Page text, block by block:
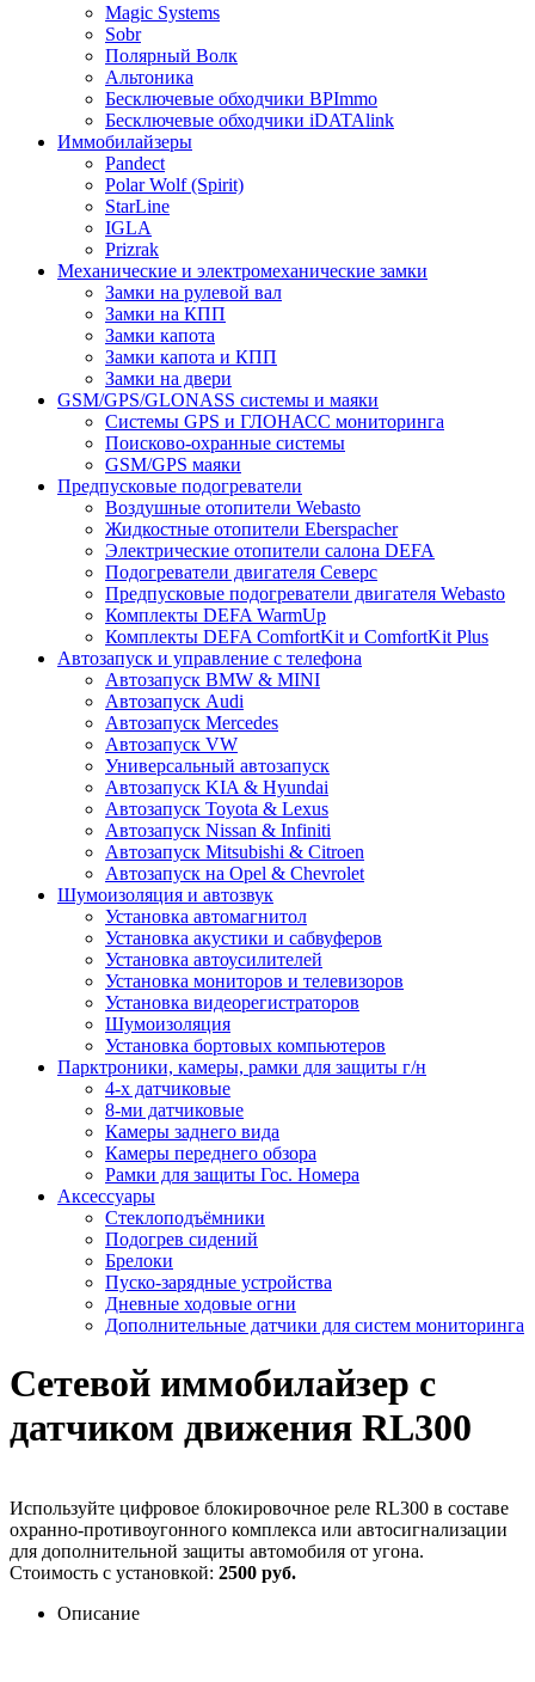
Magic Systems
Sobr
Полярный Волк
Альтоника
Бесключевые обходчики BPImmo
Бесключевые обходчики iDATAlink
Иммобилайзеры
Pandect
Polar Wolf (Spirit)
StarLine
IGLA
Prizrak
Механические и электромеханические замки
Замки на рулевой вал
Замки на КПП
Замки капота
Замки капота и КПП
Замки на двери
GSM/GPS/GLONASS системы и маяки
Системы GPS и ГЛОНАСС мониторинга
Поисково-охранные системы
GSM/GPS маяки
Предпусковые подогреватели
Воздушные отопители Webasto
Жидкостные отопители Eberspacher
Электрические отопители салона DEFA
Подогреватели двигателя Северс
Предпусковые подогреватели двигателя Webasto
Комплекты DEFA WarmUp
Комплекты DEFA ComfortKit и ComfortKit Plus
Автозапуск и управление с телефона
Автозапуск BMW & MINI
Автозапуск Audi
Автозапуск Mercedes
Автозапуск VW
Универсальный автозапуск
Автозапуск KIA & Hyundai
Автозапуск Toyota & Lexus
Автозапуск Nissan & Infiniti
Автозапуск Mitsubishi & Citroen
Автозапуск на Opel & Chevrolet
Шумоизоляция и автозвук
Установка автомагнитол
Установка акустики и сабвуферов
Установка автоусилителей
Установка мониторов и телевизоров
Установка видеорегистраторов
Шумоизоляция
Установка бортовых компьютеров
Парктроники, камеры, рамки для защиты г/н
4-х датчиковые
8-ми датчиковые
Камеры заднего вида
Камеры переднего обзора
Рамки для защиты Гос. Номера
Аксессуары
Стеклоподъёмники
Подогрев сидений
Брелоки
Пуско-зарядные устройства
Дневные ходовые огни
Дополнительные датчики для систем мониторинга
Сетевой иммобилайзер с
датчиком движения RL300
Используйте цифровое блокировочное реле RL300 в составе
охранно-противоугонного комплекса или автосигнализации
для дополнительной защиты автомобиля от угона.
Стоимость с установкой: 2500 руб.
Описание